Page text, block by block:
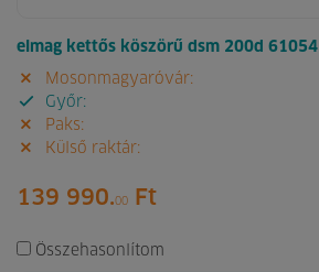
elmag kettős köszörű dsm 200d 61054
Mosonmagyaróvár:
Győr:
Paks:
Külső raktár:
139 990.00 Ft
Összehasonlítom